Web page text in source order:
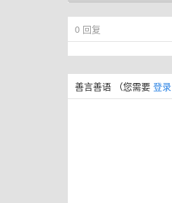
0 回复
善言善语 （您需要 登录